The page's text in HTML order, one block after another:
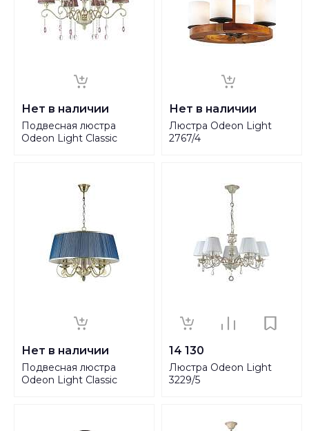
Нет в наличии
Подвесная люстра
Odeon Light Classic
Нет в наличии
Люстра Odeon Light
2767/4
Нет в наличии
Подвесная люстра
Odeon Light Classic
14 130
Люстра Odeon Light
3229/5